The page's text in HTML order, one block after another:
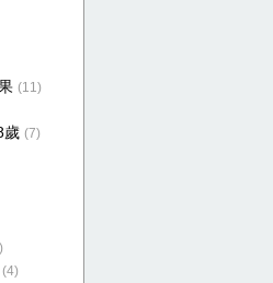
(11)
歲 (7)
(4)